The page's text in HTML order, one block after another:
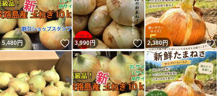
5,480円 いいね！
3,990円 いいね！
2,380円